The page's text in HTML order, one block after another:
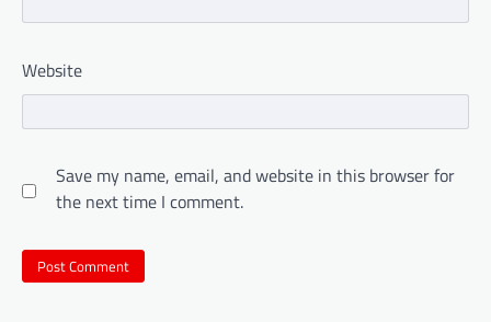
Website
Save my name, email, and website in this browser for
the next time I comment.